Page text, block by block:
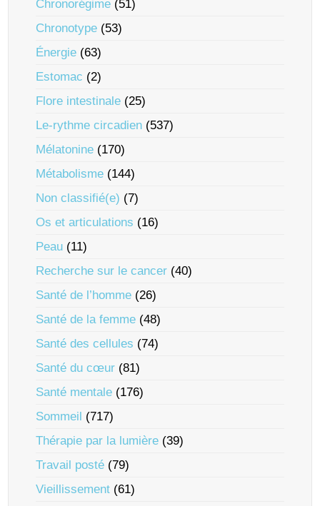
Chronorégime (51)
Chronotype (53)
Énergie (63)
Estomac (2)
Flore intestinale (25)
Le-rythme circadien (537)
Mélatonine (170)
Métabolisme (144)
Non classifié(e) (7)
Os et articulations (16)
Peau (11)
Recherche sur le cancer (40)
Santé de l’homme (26)
Santé de la femme (48)
Santé des cellules (74)
Santé du cœur (81)
Santé mentale (176)
Sommeil (717)
Thérapie par la lumière (39)
Travail posté (79)
Vieillissement (61)